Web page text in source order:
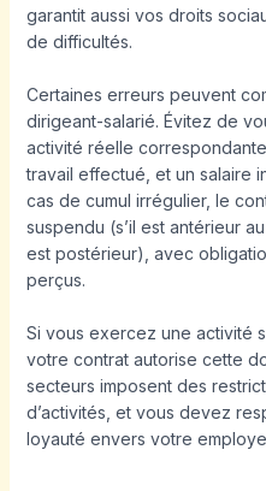
garantit aussi vos droits
de difficultés.
Certaines erreurs peuvent
dirigeant-salarié. Évitez de
activité réelle
travail effectué, et un salaire
cas de cumul irrégulier, le
suspendu (s’il est antérieur
est postérieur), avec
perçus.
Si vous exercez une activité
votre contrat autorise cette
secteurs imposent des
d’activités, et vous devez
loyauté envers votre